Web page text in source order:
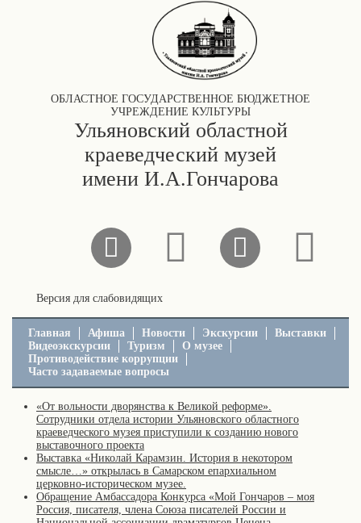
ОБЛАСТНОЕ ГОСУДАРСТВЕННОЕ БЮДЖЕТНОЕ
УЧРЕЖДЕНИЕ КУЛЬТУРЫ
Ульяновский областной
краеведческий музей
имени И.А.Гончарова
Версия для слабовидящих
Главная Афиша Новости Экскурсии
Выставки
Видеоэкскурсии
Туризм
О музее
Противодействие коррупции
Часто задаваемые вопросы
«От вольности дворянства к Великой реформе».
Сотрудники отдела истории Ульяновского областного
краеведческого музея приступили к созданию нового
выставочного проекта
Выставка «Николай Карамзин. История в некотором
смысле…» открылась в Самарском епархиальном
церковно-историческом музее.
Обращение Амбассадора Конкурса «Мой Гончаров – моя
Россия, писателя, члена Союза писателей России и